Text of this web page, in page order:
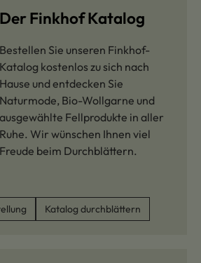
Der Finkhof Katalog
Bestellen Sie unseren Finkhof-
Katalog kostenlos zu sich nach
Hause und entdecken Sie
Naturmode, Bio-Wollgarne und
ausgewählte Fellprodukte in aller
Ruhe. Wir wünschen Ihnen viel
Freude beim Durchblättern.
Katalog durchblättern